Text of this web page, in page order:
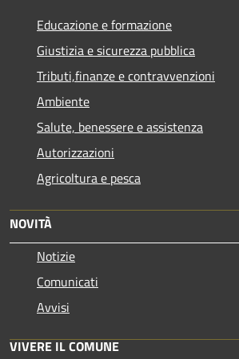
Educazione e formazione
Giustizia e sicurezza pubblica
Tributi,finanze e contravvenzioni
Ambiente
Salute, benessere e assistenza
Autorizzazioni
Agricoltura e pesca
NOVITÀ
Notizie
Comunicati
Avvisi
VIVERE IL COMUNE